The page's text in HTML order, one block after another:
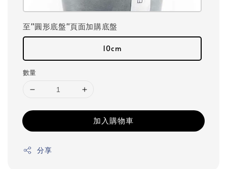
至"圓形底盤"頁面加購底盤
10cm
數量
加入購物車
分享